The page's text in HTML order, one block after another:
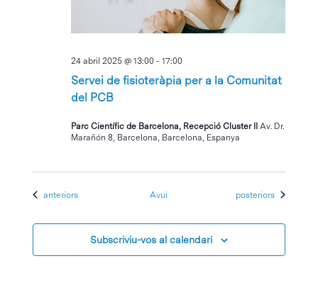
Servei de fisioteràpia per a la Comunitat
del PCB
24 abril 2025 @ 13:00 -17:00
Parc Científic de Barcelona, Recepció Cluster II Av. Dr.
Marañón 8, Barcelona, Barcelona, Espanya
Esdeveniments
anteriors Avui Esdeveniments
posteriors
Subscriviu-vos al calendari